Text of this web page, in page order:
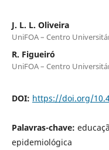
J. L. L. Oliveira
UniFOA – Centro
R. Figueiró
UniFOA – Centro
DOI: https://doi.org/
Palavras-chave:
epidemiológica